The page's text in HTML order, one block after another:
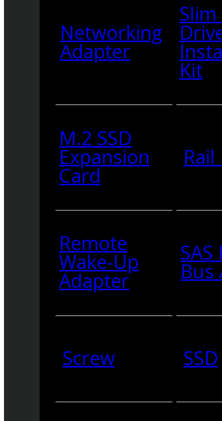
Networking
Adapter
Kit
M.2 SSD
Expansion
Card
Remote
Wake-Up
Adapter Bus
Screw SSD